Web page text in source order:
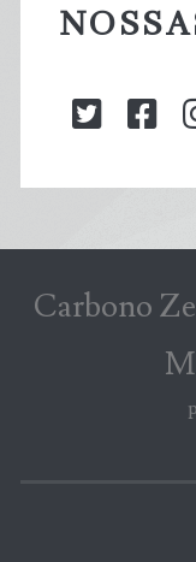
Carbono